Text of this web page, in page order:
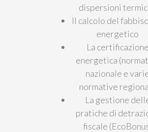
dispersioni
Il calcolo del
energetico
La certificazione
energetica
nazionale e
normative
La gestione
pratiche di
fiscale